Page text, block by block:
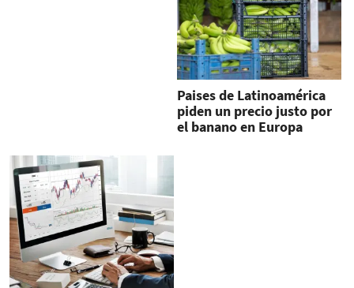
Paises de Latinoamérica
piden un precio justo por
el banano en Europa